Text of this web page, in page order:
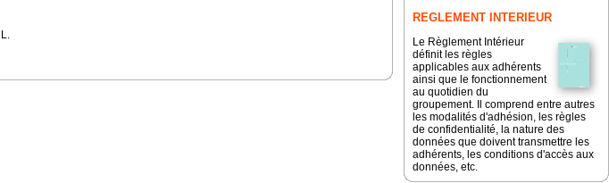
REGLEMENT INTERIEUR
Le Règlement Intérieur
définit les règles
applicables aux adhérents
ainsi que le fonctionnement
au quotidien du
groupement. Il comprend entre autres
les modalités d'adhésion, les règles
de confidentialité, la nature des
données que doivent transmettre les
adhérents, les conditions d'accès aux
données, etc.